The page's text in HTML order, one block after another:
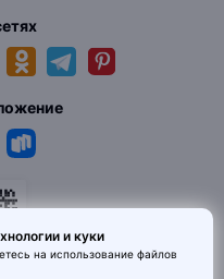
и куки
на использование файлов